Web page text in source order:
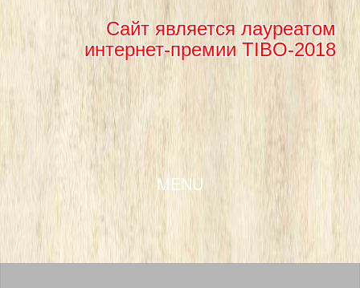
Сайт является лауреатом
интернет-премии TIBO-2018
MENU